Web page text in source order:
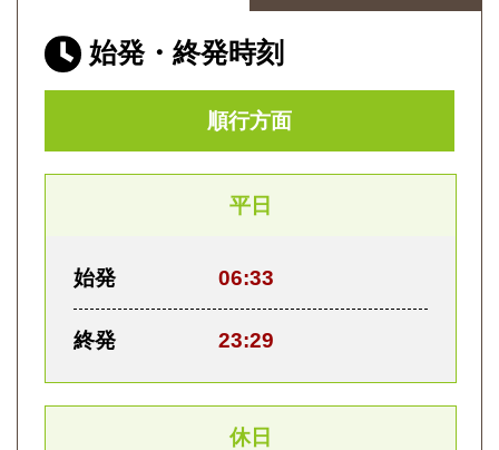
始発・終発時刻
順行方面
平日
始発 06:33
終発 23:29
休日